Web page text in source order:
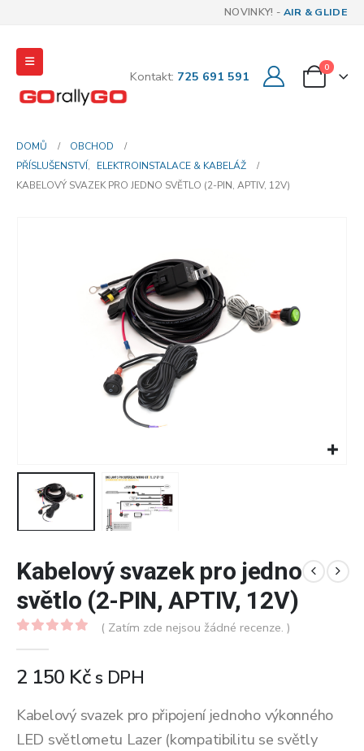
NOVINKY! - AIR & GLIDE
Kontakt: 725 691 591
0
DOMŮ
OBCHOD
PŘÍSLUŠENSTVÍ,
ELEKTROINSTALACE & KABELÁŽ
KABELOVÝ SVAZEK PRO JEDNO SVĚTLO (2-PIN, APTIV, 12V)
Kabelový svazek pro jedno
světlo (2-PIN, APTIV, 12V)
( Zatím zde nejsou žádné recenze. )
2 150 Kčs DPH
Kabelový svazek pro připojení jednoho výkonného
LED světlometu Lazer (kompatibilitu se světly